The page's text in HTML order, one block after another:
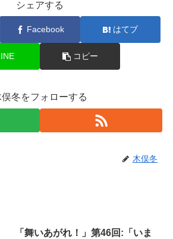
シェアする
Facebook はてブ
コピー
俣冬をフォローする
木俣冬
「舞いあがれ！」第46回:「いま